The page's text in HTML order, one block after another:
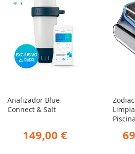
Analizador Blue
Connect & Salt
149,00 €